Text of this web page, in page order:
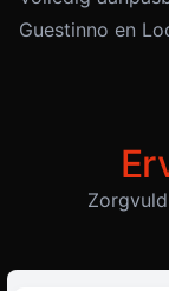
Guestinno en